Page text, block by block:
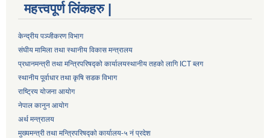
महत्त्वपूर्ण लिंकहरु |
केन्द्रीय पञ्जीकरण विभाग
संघीय मामिला तथा स्थानीय विकास मन्त्रालय
प्रधानमन्त्री तथा मन्त्रिपरिषद्को कार्यालयस्थानीय तहको लागि ICT ब्लग
स्थानीय पूर्वाधार तथा कृषि सडक विभाग
राष्ट्रिय योजना आयोग
नेपाल कानुन आयोग
अर्थ मन्त्रालय
मुख्यमन्त्री तथा मन्त्रिपरिषद्को कार्यालय-५ नं प्रदेश